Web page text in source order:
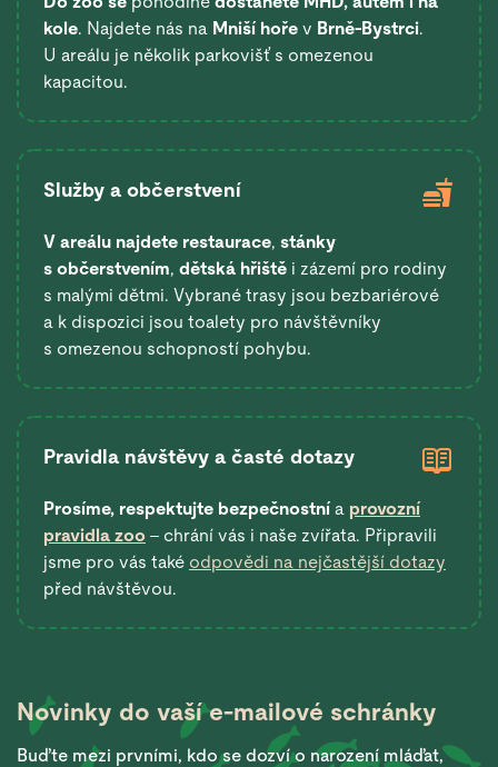
kole. Najdete nás na Mniší hoře v Brně-Bystrci.
U areálu je několik parkovišť s omezenou
kapacitou.
Služby a občerstvení
V areálu najdete restaurace, stánky
s občerstvením, dětská hřiště i zázemí pro rodiny
s malými dětmi. Vybrané trasy jsou bezbariérové
a k dispozici jsou toalety pro návštěvníky
s omezenou schopností pohybu.
Pravidla návštěvy a časté dotazy
Prosíme, respektujte bezpečnostní a provozní
pravidla zoo – chrání vás i naše zvířata. Připravili
jsme pro vás také odpovědi na nejčastější dotazy
před návštěvou.
Novinky do vašíe-mailové schránky
Buďte mezi prvními, kdo se dozví o narození mláďat,